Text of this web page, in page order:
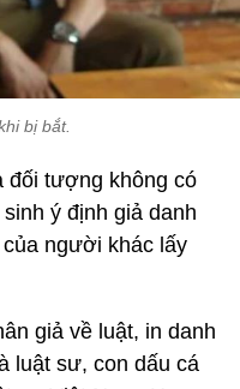
bị bắt.
đối tượng không có
ý định giả danh
người khác lấy
giả về luật, in danh
luật sư, con dấu cá